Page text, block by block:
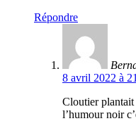
Répondre
8 avril 2022 à
Cloutier plantait
l’humour noir